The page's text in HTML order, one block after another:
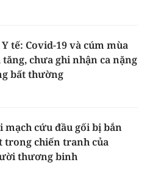
tế: Covid-19 và cúm mùa
tăng, chưa ghi nhận ca nặng
bất thường
mạch cứu đầu gối bị bắn
trong chiến tranh của
thương binh